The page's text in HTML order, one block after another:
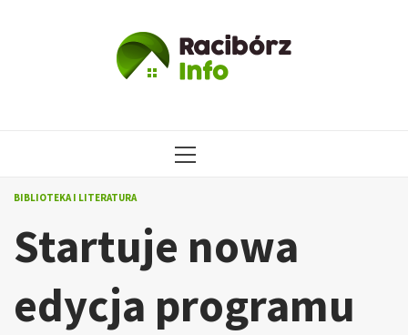
MENU
BIBLIOTEKA I LITERATURA
Startuje nowa
edycja programu